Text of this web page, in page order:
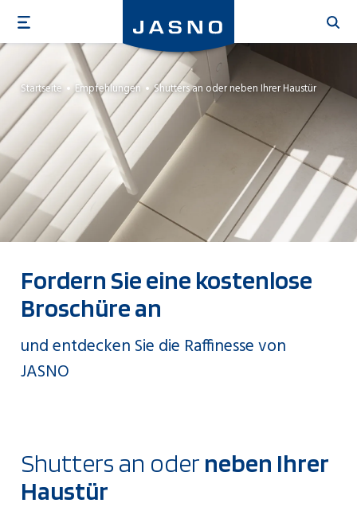
zum
Inhalt
Startseite Empfehlungen Shutters an oder neben Ihrer Haustür
Fordern Sie eine kostenlose
Broschüre an
und entdecken Sie die Raffinesse von
JASNO
Shutters an oder neben Ihrer
Haustür